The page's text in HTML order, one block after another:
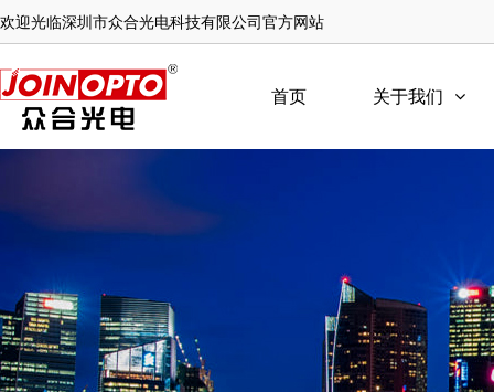
欢迎光临深圳市众合光电科技有限公司官方网站
首页 关于我们